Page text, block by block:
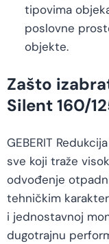
tipovima
poslovne
objekte.
Zašto
Silent 160/
GEBERIT
sve koji traže
odvođenje
tehničkim
i jednostavnoj
dugotrajnu